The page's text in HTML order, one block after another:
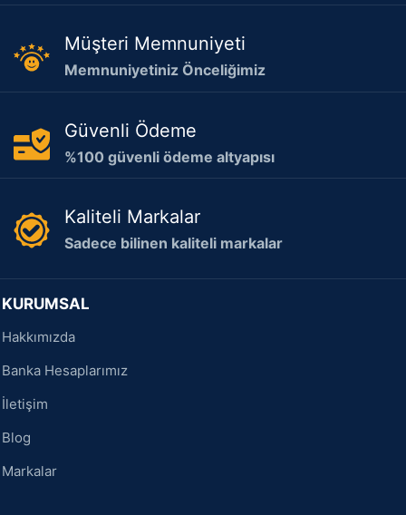
Müşteri Memnuniyeti
Memnuniyetiniz Önceliğimiz
Güvenli Ödeme
%100 güvenli ödeme altyapısı
Kaliteli Markalar
Sadece bilinen kaliteli markalar
KURUMSAL
Hakkımızda
Banka Hesaplarımız
İletişim
Blog
Markalar